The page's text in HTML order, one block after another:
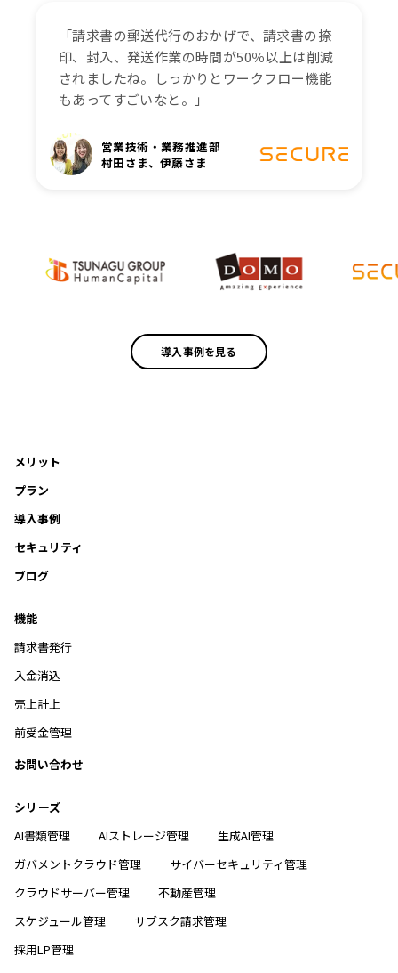
「請求書の郵送代行のおかげで、請求書の捺
印、封入、発送作業の時間が50％以上は削減
されましたね。しっかりとワークフロー機能
もあってすごいなと。」
営業技術・業務推進部
村田さま、伊藤さま
導入事例を見る
メリット
プラン
導入事例
セキュリティ
ブログ
機能
請求書発行
入金消込
売上計上
前受金管理
お問い合わせ
シリーズ
AI書類管理
AIストレージ管理
生成AI管理
ガバメントクラウド管理
サイバーセキュリティ管理
クラウドサーバー管理
不動産管理
スケジュール管理
サブスク請求管理
採用LP管理